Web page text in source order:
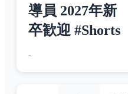
導員 2027年新
卒歓迎 #Shorts
-